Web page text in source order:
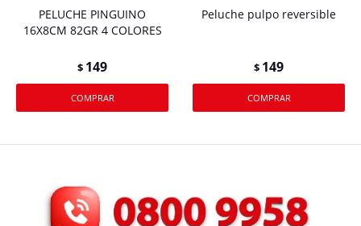
PELUCHE PINGUINO
16X8CM 82GR 4 COLORES
$ 149
Peluche pulpo reversible
$ 149